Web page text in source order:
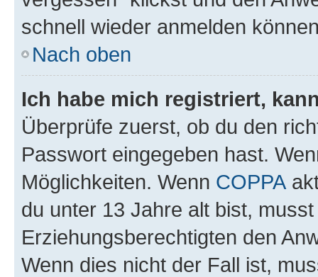
schnell wieder anmelden
Nach oben
Ich habe mich registriert,
Überprüfe zuerst, ob du den
Passwort eingegeben hast.
Möglichkeiten. Wenn COPPA
du unter 13 Jahre alt bist,
Erziehungsberechtigten den
Wenn dies nicht der Fall ist,